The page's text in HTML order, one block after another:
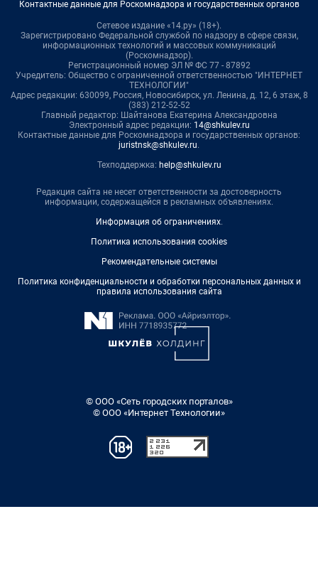
Контактные данные для Роскомнадзора и государственных органов
Сетевое издание «14.ру» (18+).
Зарегистрировано Федеральной службой по надзору в сфере связи,
информационных технологий и массовых коммуникаций
(Роскомнадзор).
Регистрационный номер ЭЛ № ФС 77 - 87892
Учредитель: Общество с ограниченной ответственностью "ИНТЕРНЕТ
ТЕХНОЛОГИИ"
Адрес редакции: 630099, Россия, Новосибирск, ул. Ленина, д. 12, 6 этаж, 8
(383) 212-52-52
Главный редактор: Шайтанова Екатерина Александровна
Электронный адрес редакции: 14@shkulev.ru
Контактные данные для Роскомнадзора и государственных органов:
juristnsk@shkulev.ru.
Техподдержка: help@shkulev.ru
Редакция сайта не несет ответственности за достоверность
информации, содержащейся в рекламных объявлениях.
Информация об ограничениях.
Политика использования cookies
Рекомендательные системы
Политика конфиденциальности и обработки персональных данных и
правила использования сайта
© ООО «Сеть городских порталов»
© ООО «Интернет Технологии»